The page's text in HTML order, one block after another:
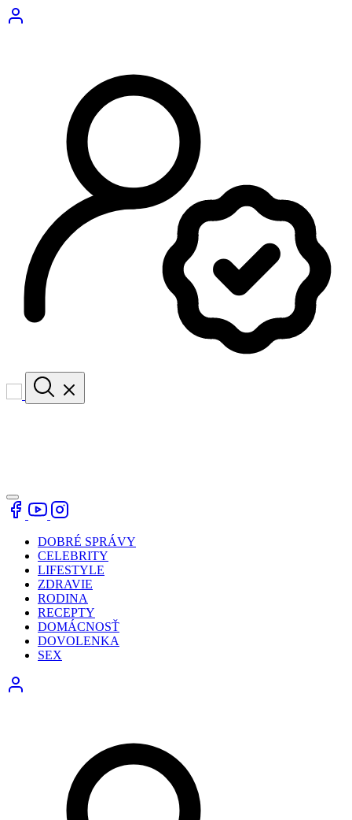
DOBRÉ SPRÁVY
CELEBRITY
LIFESTYLE
ZDRAVIE
RODINA
RECEPTY
DOMÁCNOSŤ
DOVOLENKA
SEX